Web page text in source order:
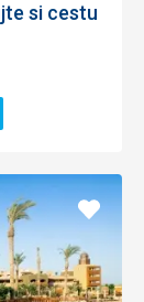
si cestu
Pridať